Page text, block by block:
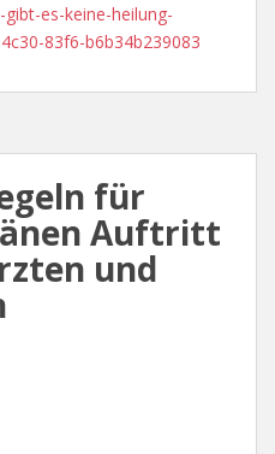
es-keine-heilung-
83f6-b6b34b239083
für
Auftritt
und